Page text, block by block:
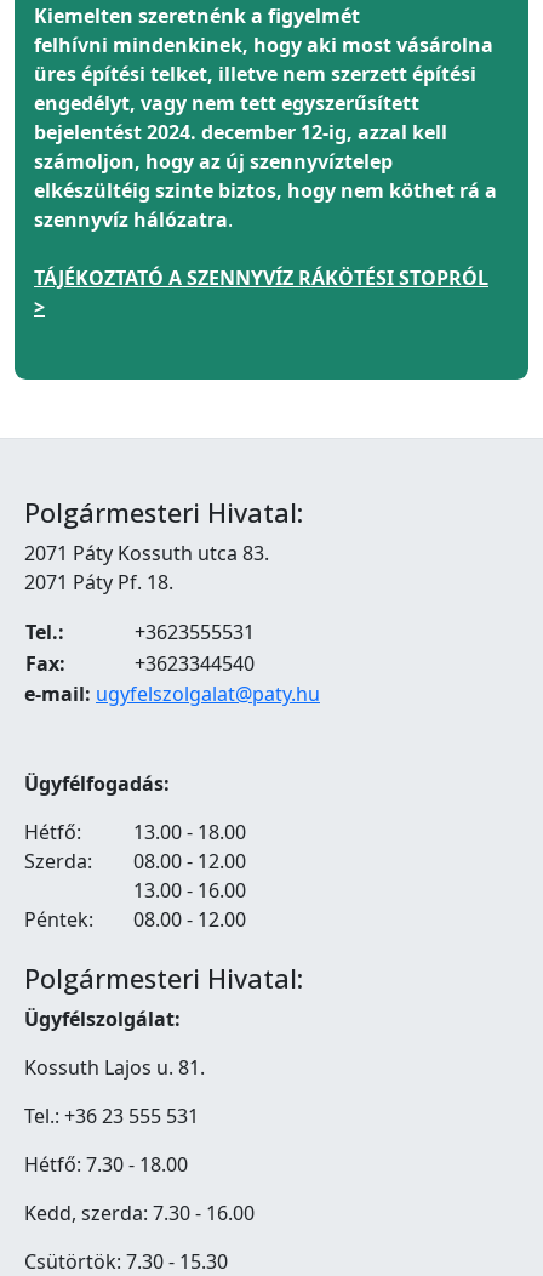
Kiemelten szeretnénk a figyelmét
felhívni mindenkinek, hogy aki most vásárolna
üres építési telket, illetve nem szerzett építési
engedélyt, vagy nem tett egyszerűsített
bejelentést 2024. december 12-ig, azzal kell
számoljon, hogy az új szennyvíztelep
elkészültéig szinte biztos, hogy nem köthet rá a
szennyvíz hálózatra.
TÁJÉKOZTATÓ A SZENNYVÍZ RÁKÖTÉSI STOPRÓL
>
Polgármesteri Hivatal:
2071 Páty Kossuth utca 83.
2071 Páty Pf. 18.
Tel.:
+3623555531
Fax:
+3623344540
e-mail: ugyfelszolgalat@paty.hu
Ügyfélfogadás:
Hétfő:
13.00 - 18.00
Szerda:
08.00 - 12.00
13.00 - 16.00
Péntek:
08.00 - 12.00
Polgármesteri Hivatal:
Ügyfélszolgálat:
Kossuth Lajos u. 81.
Tel.: +36 23 555 531
Hétfő: 7.30 - 18.00
Kedd, szerda: 7.30 - 16.00
Csütörtök: 7.30 - 15.30